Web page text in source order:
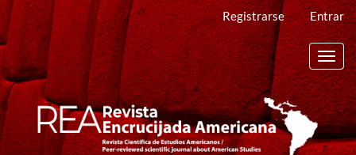
Navegación
principal
Contenido
principal
Barra
lateral
Registrarse Entrar